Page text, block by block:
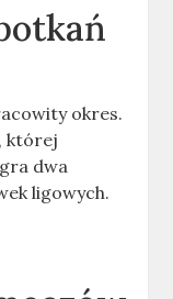
okres.
której
dwa
ligowych.